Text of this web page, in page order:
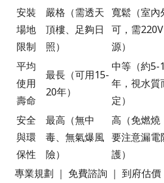
安裝
場地
限制
嚴格（需透天
頂樓、足夠日
照）
寬鬆（室內
可，需
源）
平均
使用
壽命
最長（可用15-
20年）
中等（約5-
年，視水質
定）
安全
與環
保性
最高（無中
毒、無氣爆風
險）
高（免燃燒
要注意漏電
護）
專業規劃 ｜ 免費諮詢 ｜ 到府估價